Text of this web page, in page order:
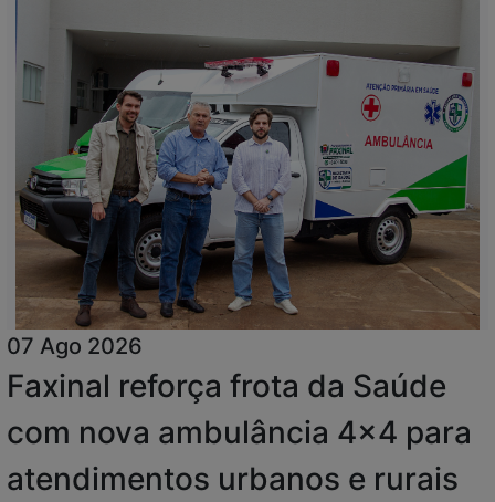
07 Ago 2026
Faxinal reforça frota da Saúde
com nova ambulância 4x4 para
atendimentos urbanos e rurais